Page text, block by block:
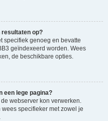
op?
specifiek genoeg en bevatte
geïndexeerd worden. Wees
de beschikbare opties.
een lege pagina?
webserver kon verwerken.
specifieker met zowel je